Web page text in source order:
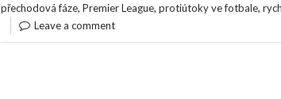
přechodová fáze, Premier League, protiútoky ve fotbale,
Leave a comment